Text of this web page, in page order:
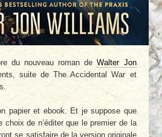
du nouveau roman deWalter Jon
suite de The Accidental War et
papier et ebook. Et je suppose que
choix de n’éditer que le premier de la
se satisfaire de la version originale